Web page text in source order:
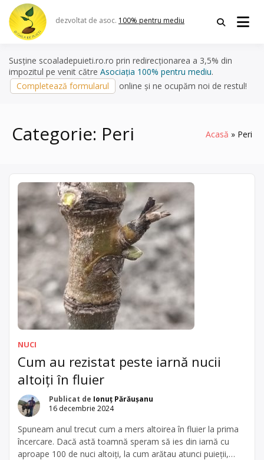
Skip
content
dezvoltat de asoc. 100% pentru mediu
Susține scoaladepuieti.ro.ro prin redirecționarea a 3,5% din
impozitul pe venit către Asociația 100% pentru mediu.
Completează formularul
online și ne ocupăm noi de restul!
Categorie: Peri Acasă Peri
NUCI
Cum au rezistat peste iarnă nucii
altoiți în fluier
Publicat de Ionuț Părăușanu
16 decembrie 2024
Spuneam anul trecut cum a mers altoirea în fluier la prima
încercare. Dacă astă toamnă speram să ies din iarnă cu
aproape 100 de nuci altoiți, la cum arătau atunci puieții,